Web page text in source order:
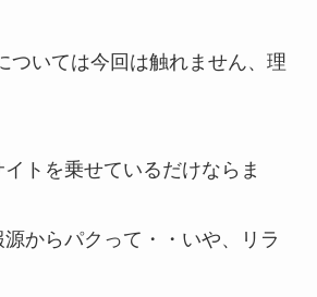
ついては今回は触れません、理
トを乗せているだけならま
からパクって・・いや、リラ